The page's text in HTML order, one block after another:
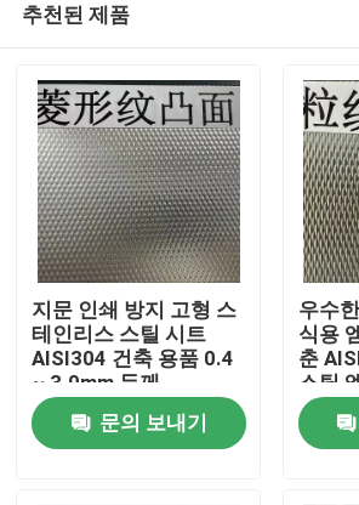
추천된 제품
지문 인쇄 방지 고형 스
테인리스 스틸 시트
AISI304 건축 용품 0.4
~ 3.0mm 두께
문의 보내기
우수
식용
춘
스틸